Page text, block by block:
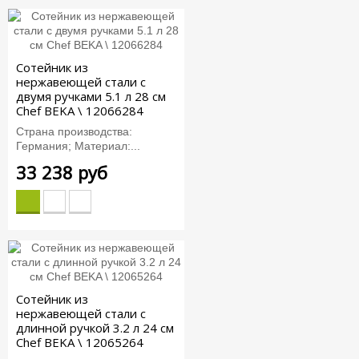
Сотейник из
нержавеющей стали с
двумя ручками 5.1 л 28 см
Chef BEKA \ 12066284
Страна производства:
Германия; Материал:...
33 238 руб
Сотейник из
нержавеющей стали с
длинной ручкой 3.2 л 24 см
Chef BEKA \ 12065264